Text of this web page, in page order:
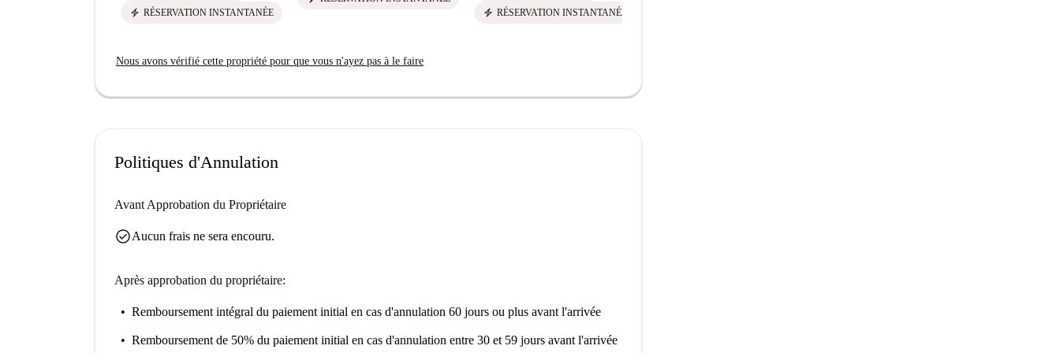
electric_bolt RÉSERVATION INSTANTANÉE electric_bolt RÉSERVATION INSTANTANÉE
Nous avons vérifié cette propriété pour que vous n'ayez pas à le faire
Politiques d'Annulation
Avant Approbation du Propriétaire
check_circleAucun frais ne sera encouru.
Après approbation du propriétaire:
Remboursement intégral du paiement initial en cas d'annulation 60 jours ou plus avant l'arrivée
Remboursement de 50% du paiement initial en cas d'annulation entre 30 et 59 jours avant l'arrivée